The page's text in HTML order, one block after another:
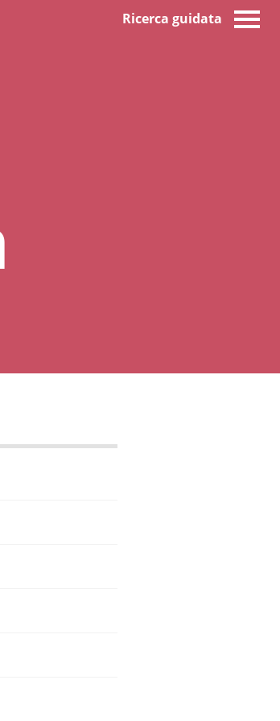
Ricerca guidata